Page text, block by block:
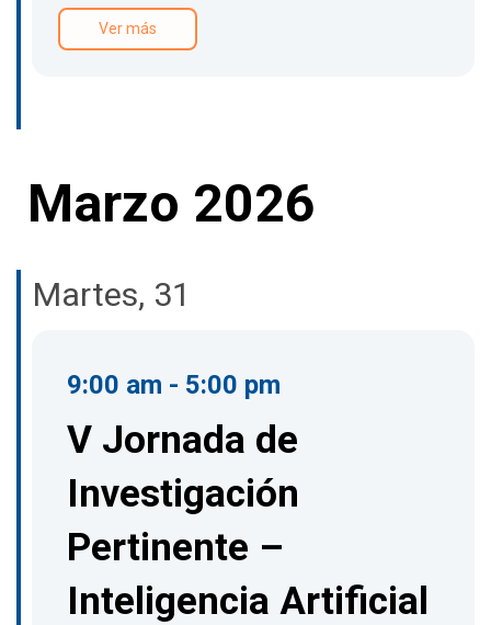
Ver más
Marzo 2026
Martes, 31
9:00 am - 5:00 pm
V Jornada de
Investigación
Pertinente –
Inteligencia Artificial